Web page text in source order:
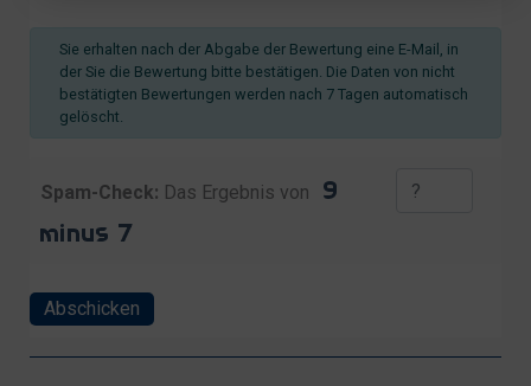
Sie erhalten nach der Abgabe der Bewertung eine E-Mail, in
der Sie die Bewertung bitte bestätigen. Die Daten von nicht
bestätigten Bewertungen werden nach 7 Tagen automatisch
gelöscht.
Spam-Check: Das Ergebnis von
Abschicken